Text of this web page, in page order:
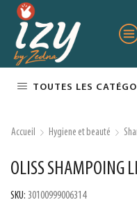
TOUTES LES
Accueil Hygiene et beauté
OLISS SHAMPOING
SKU: 30100999006314